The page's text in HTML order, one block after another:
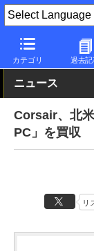
カテゴリ 過去記
PC Watch 市場
ニュース
Corsair、北
PC」を買収
リ